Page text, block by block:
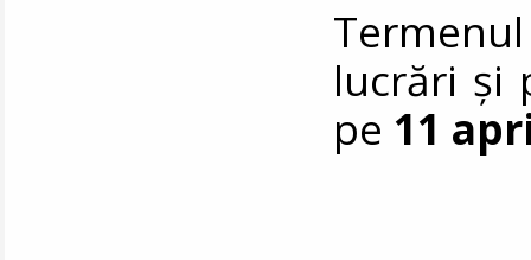
lucrări și
pe 11